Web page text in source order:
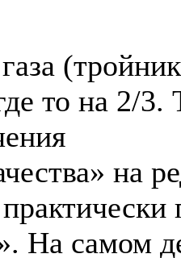
то на 2/3.
на
На самом